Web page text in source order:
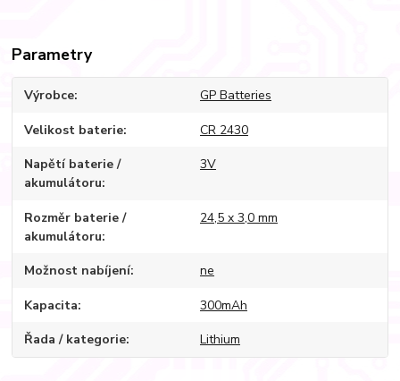
Parametry
Výrobce GP Batteries
Velikost baterie CR 2430
Napětí baterie /
akumulátoru
3V
Rozměr baterie /
akumulátoru
24,5 x 3,0 mm
Možnost nabíjení ne
Kapacita 300mAh
Řada / kategorie Lithium